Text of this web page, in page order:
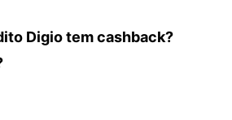
Digio tem cashback?